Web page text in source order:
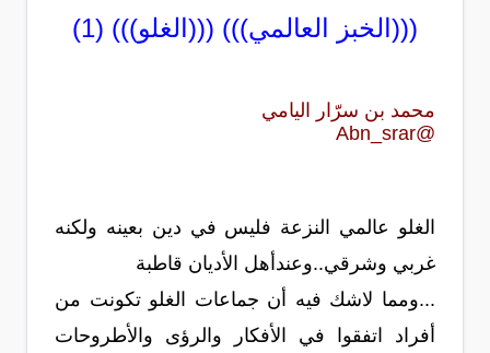
(((الخبز العالمي))) (((الغلو))) (1)
محمد بن سرّار اليامي
@Abn_srar
الغلو عالمي النزعة فليس في دين بعينه ولكنه
غربي وشرقي..وعندأهل الأديان قاطبة
...ومما لاشك فيه أن جماعات الغلو تكونت من
أفراد اتفقوا في الأفكار والرؤى والأطروحات